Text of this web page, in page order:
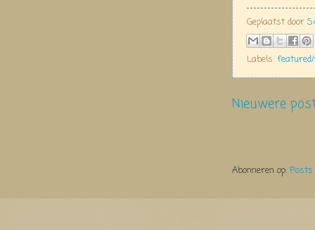
Geplaatst door
Labels:
Nieuwere
Abonneren op: